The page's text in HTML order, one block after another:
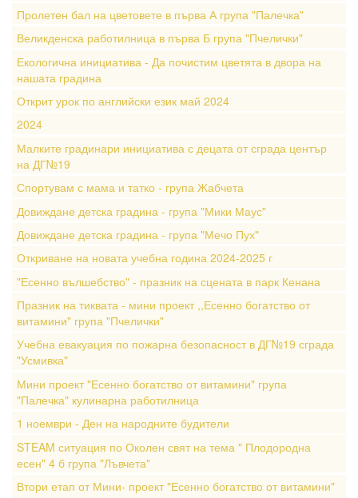
Пролетен бал на цветовете в първа А група "Палечка"
Великденска работилница в първа Б група "Пчелички"
Екологична инициатива - Да почистим цветята в двора на
нашата градина
Открит урок по английски език май 2024
2024
Малките градинари инициатива с децата от сграда център
на ДГ№19
Спортувам с мама и татко - група Жабчета
Довиждане детска градина - група "Мики Маус"
Довиждане детска градина - група "Мечо Пух"
Откриване на новата учебна година 2024-2025 г
"Есенно вълшебство" - празник на сцената в парк Кенана
Празник на тиквата - мини проект ,,Есенно богатство от
витамини" група "Пчелички"
Учебна евакуация по пожарна безопасност в ДГ№19 сграда
"Усмивка"
Мини проект "Есенно богатство от витамини" група
"Палечка" кулинарна работилница
1 ноември - Ден на народните будители
STEAM ситуация по Околен свят на тема " Плодородна
есен" 4 б група "Лъвчета"
Втори етап от Мини- проект "Есенно богатство от витамини"